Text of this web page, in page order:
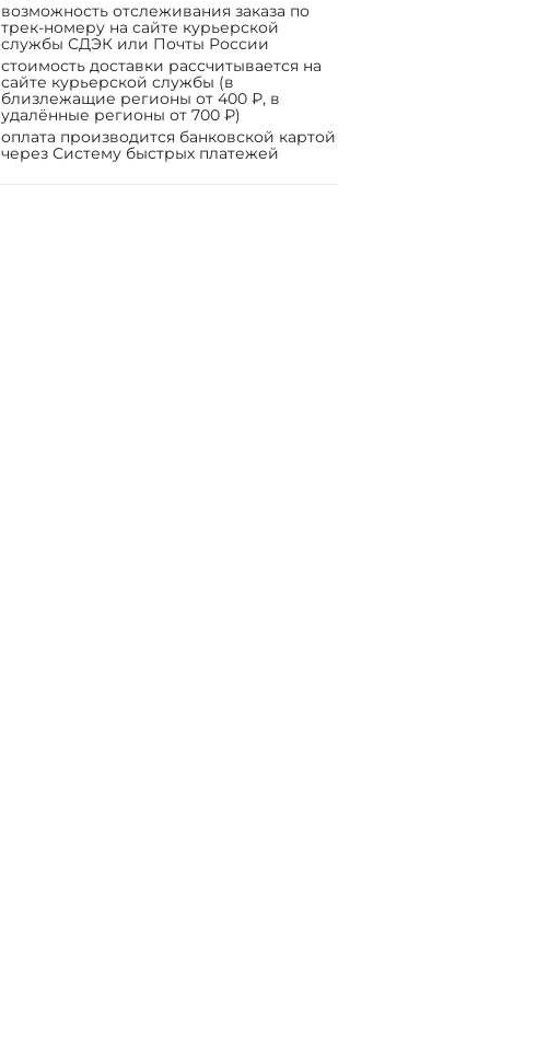
возможность отслеживания заказа по
трек-номеру на сайте курьерской
службы СДЭК или Почты России
стоимость доставки рассчитывается на
сайте курьерской службы (в
близлежащие регионы от 400 ₽, в
удалённые регионы от 700 ₽)
оплата производится банковской картой
через Систему быстрых платежей